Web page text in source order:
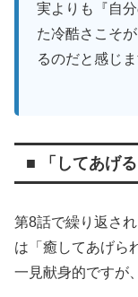
実よりも『自
た冷酷さこそ
るのだと感じま
■ 「してあげ
第8話で繰り返さ
は「癒してあげら
一見献身的ですが